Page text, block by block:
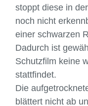
stoppt diese in
noch nicht
einer schwarzen
Dadurch ist
Schutzfilm keine
stattfindet.
Die
blättert nicht ab